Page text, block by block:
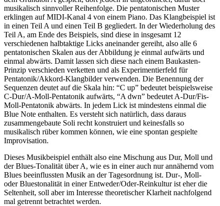
musikalisch sinnvoller Reihenfolge. Die pentatonischen Muster
erklingen auf MIDI-Kanal 4 von einem Piano. Das Klangbeispiel ist
in einen Teil A und einen Teil B gegliedert. In der Wiederholung des
Teil A, am Ende des Beispiels, sind diese in insgesamt 12
verschiedenen halbtaktige Licks aneinander gereiht, also alle 6
pentatonischen Skalen aus der Abbildung je einmal aufwärts und
einmal abwärts. Damit lassen sich diese nach einem Baukasten-
Prinzip verschieden verketten und als Experimentierfeld für
Pentatonik/Akkord-Klangbilder verwenden. Die Benennung der
Sequenzen deutet auf die Skala hin: “C up” bedeutet beispielsweise
C-Dur/A-Moll-Pentatonik aufwärts, “A dwn” bedeutet A-Dur/Fis-
Moll-Pentatonik abwärts. In jedem Lick ist mindestens einmal die
Blue Note enthalten. Es versteht sich natürlich, dass daraus
zusammengebaute Soli recht konstruiert und keinesfalls so
musikalisch rüber kommen können, wie eine spontan gespielte
Improvisation.
Dieses Musikbeispiel enthält also eine Mischung aus Dur, Moll und
der Blues-Tonalität über A, wie es in einer auch nur annähernd vom
Blues beeinflussten Musik an der Tagesordnung ist. Dur-, Moll-
oder Bluestonalität in einer Entweder/Oder-Reinkultur ist eher die
Seltenheit, soll aber im Interesse theoretischer Klarheit nachfolgend
mal getrennt betrachtet werden.